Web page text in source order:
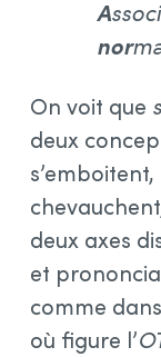
A
nor
On voit que
deux
deux axes
et
comme
où figure l’